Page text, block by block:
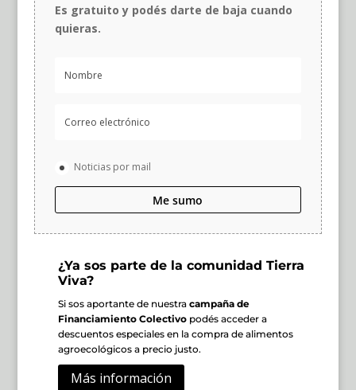
Es gratuito y podés darte de baja cuando
quieras.
Noticias por mail
Me sumo
¿Ya sos parte de la comunidad Tierra
Viva?
Si sos aportante de nuestra campaña de
Financiamiento Colectivopodés acceder a
descuentos especiales en la compra de alimentos
agroecológicos a precio justo.
Más información